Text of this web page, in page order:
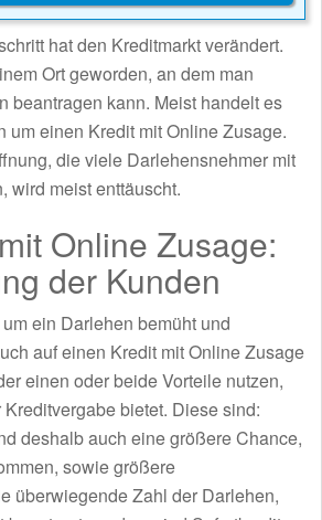
hat den Kreditmarkt verändert.
Ort geworden, an dem man
beantragen kann. Meist handelt es
um einen Kredit mit Online Zusage.
die viele Darlehensnehmer mit
wird meist enttäuscht.
Online Zusage:
der Kunden
ein Darlehen bemüht und
auf einen Kredit mit Online Zusage
einen oder beide Vorteile nutzen,
bietet. Diese sind:
deshalb auch eine größere Chance,
sowie größere
überwiegende Zahl der Darlehen,